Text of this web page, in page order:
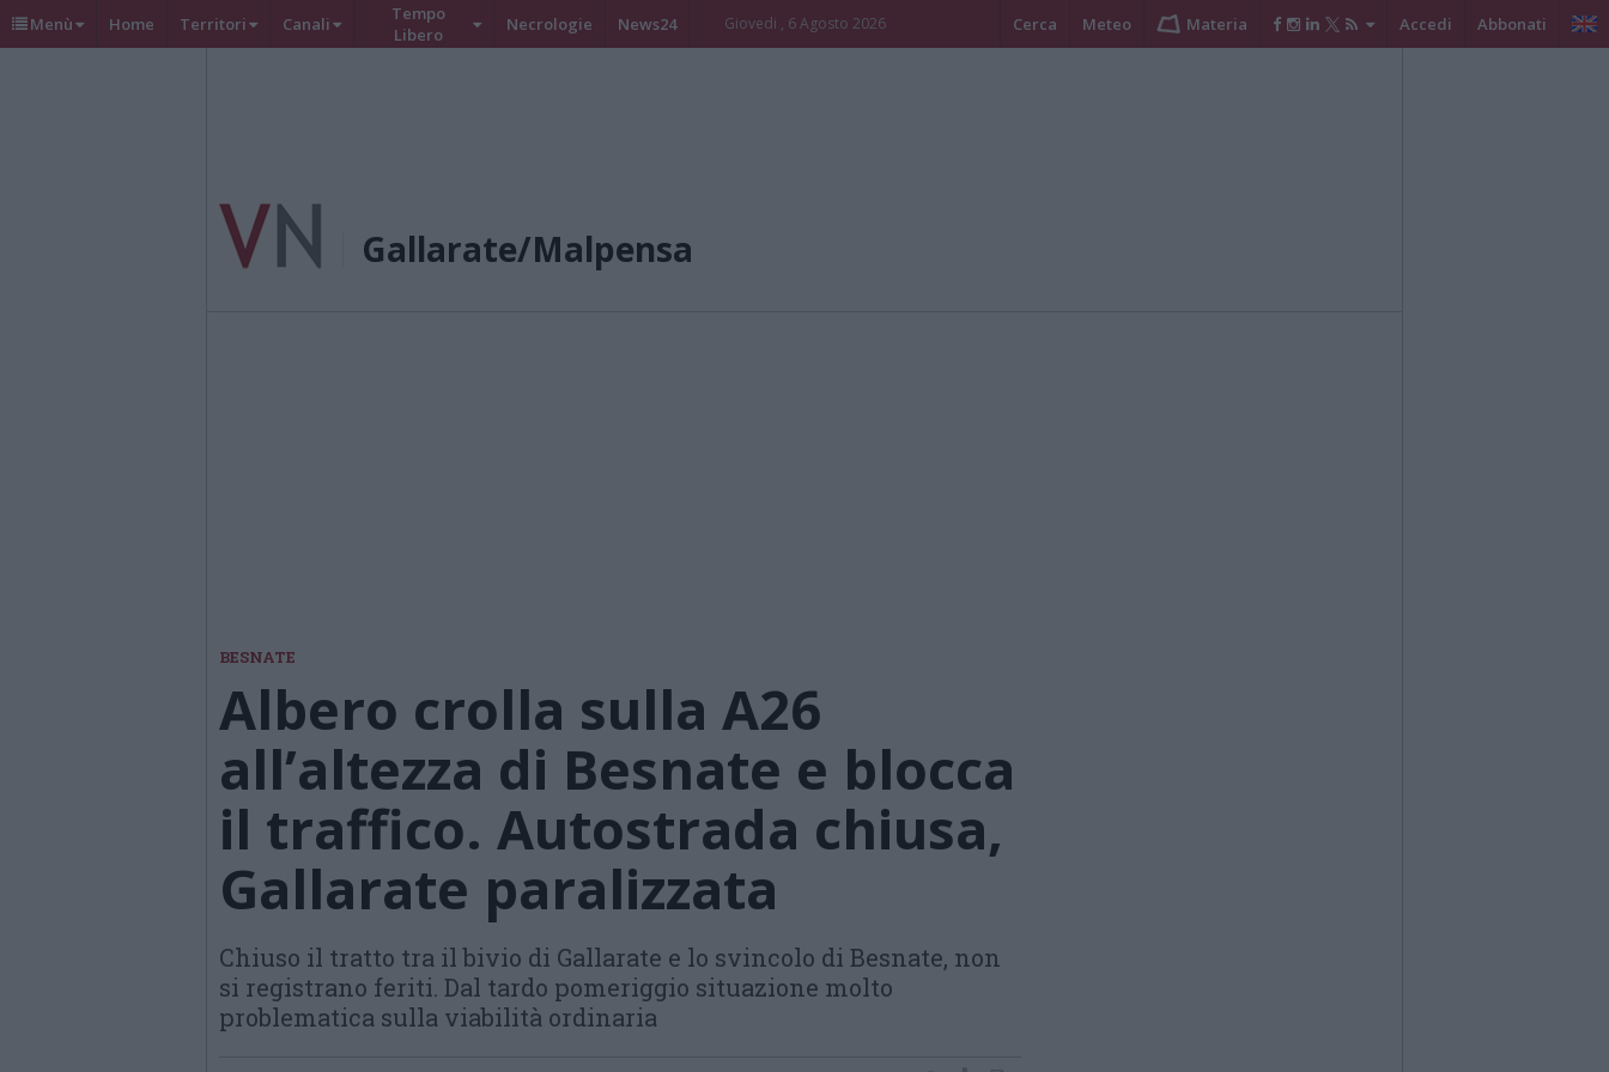
Menù Home Territori Canali
Tempo
Libero
Necrologie News24 Giovedi , 6 Agosto 2026 Cerca Meteo Materia Accedi Abbonati
Gallarate/Malpensa
BESNATE
Albero crolla sulla A26
all’altezza di Besnate e blocca
il traffico. Autostrada chiusa,
Gallarate paralizzata
Chiuso il tratto tra il bivio di Gallarate e lo svincolo di Besnate, non
si registrano feriti. Dal tardo pomeriggio situazione molto
problematica sulla viabilità ordinaria